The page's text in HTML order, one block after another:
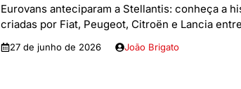
Eurovans anteciparam a Stellantis: conheça a
criadas por Fiat, Peugeot, Citroën e Lancia
27 de junho de 2026 João Brigato